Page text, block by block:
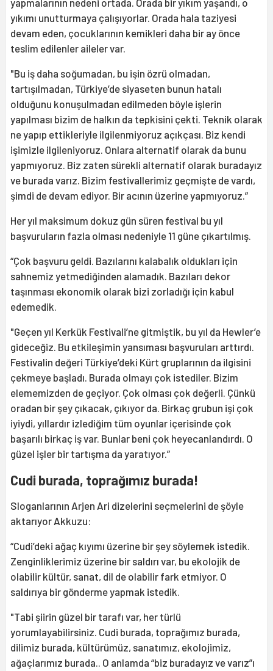
yapmalarının nedeni ortada. Orada bir yıkım yaşandı, o
yıkımı unutturmaya çalışıyorlar. Orada hala taziyesi
devam eden, çocuklarının kemikleri daha bir ay önce
teslim edilenler aileler var.
"Bu iş daha soğumadan, bu işin özrü olmadan,
tartışılmadan, Türkiye’de siyaseten bunun hatalı
olduğunu konuşulmadan edilmeden böyle işlerin
yapılması bizim de halkın da tepkisini çekti. Teknik olarak
ne yapıp ettikleriyle ilgilenmiyoruz açıkçası. Biz kendi
işimizle ilgileniyoruz. Onlara alternatif olarak da bunu
yapmıyoruz. Biz zaten sürekli alternatif olarak buradayız
ve burada varız. Bizim festivallerimiz geçmişte de vardı,
şimdi de devam ediyor. Bir acının üzerine yapmıyoruz.”
Her yıl maksimum dokuz gün süren festival bu yıl
başvuruların fazla olması nedeniyle 11 güne çıkartılmış.
“Çok başvuru geldi. Bazılarını kalabalık oldukları için
sahnemiz yetmediğinden alamadık. Bazıları dekor
taşınması ekonomik olarak bizi zorladığı için kabul
edemedik.
"Geçen yıl Kerkük Festivali’ne gitmiştik, bu yıl da Hewler’e
gideceğiz. Bu etkileşimin yansıması başvuruları arttırdı.
Festivalin değeri Türkiye’deki Kürt gruplarının da ilgisini
çekmeye başladı. Burada olmayı çok istediler. Bizim
elememizden de geçiyor. Çok olması çok değerli. Çünkü
oradan bir şey çıkacak, çıkıyor da. Birkaç grubun işi çok
iyiydi, yıllardır izlediğim tüm oyunlar içerisinde çok
başarılı birkaç iş var. Bunlar beni çok heyecanlandırdı. O
güzel işler bir tartışma da yaratıyor.”
Cudi burada, toprağımız burada!
Sloganlarının Arjen Ari dizelerini seçmelerini de şöyle
aktarıyor Akkuzu:
“Cudi’deki ağaç kıyımı üzerine bir şey söylemek istedik.
Zenginliklerimiz üzerine bir saldırı var, bu ekolojik de
olabilir kültür, sanat, dil de olabilir fark etmiyor. O
saldırıya bir gönderme yapmak istedik.
"Tabi şiirin güzel bir tarafı var, her türlü
yorumlayabilirsiniz. Cudi burada, toprağımız burada,
dilimiz burada, kültürümüz, sanatımız, ekolojimiz,
ağaçlarımız burada.. O anlamda “biz buradayız ve varız”ı